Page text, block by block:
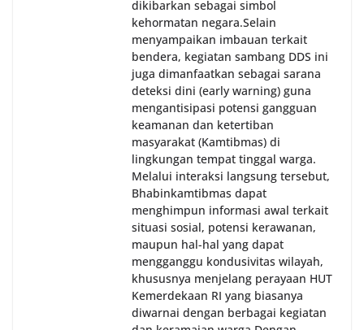
dikibarkan sebagai simbol
kehormatan negara.‎‎‎Selain
menyampaikan imbauan terkait
bendera, kegiatan sambang DDS ini
juga dimanfaatkan sebagai sarana
deteksi dini (early warning) guna
mengantisipasi potensi gangguan
keamanan dan ketertiban
masyarakat (Kamtibmas) di
lingkungan tempat tinggal warga.
Melalui interaksi langsung tersebut,
Bhabinkamtibmas dapat
menghimpun informasi awal terkait
situasi sosial, potensi kerawanan,
maupun hal-hal yang dapat
mengganggu kondusivitas wilayah,
khususnya menjelang perayaan HUT
Kemerdekaan RI yang biasanya
diwarnai dengan berbagai kegiatan